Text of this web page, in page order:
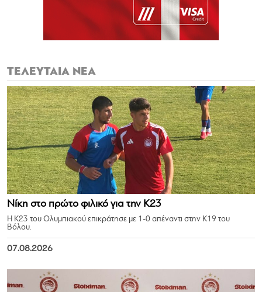
ΤΕΛΕΥΤΑΙΑ ΝΕΑ
Νίκη στο πρώτο φιλικό για την Κ23
Η Κ23 του Ολυμπιακού επικράτησε με 1-0 απέναντι στην Κ19 του
Βόλου.
07.08.2026